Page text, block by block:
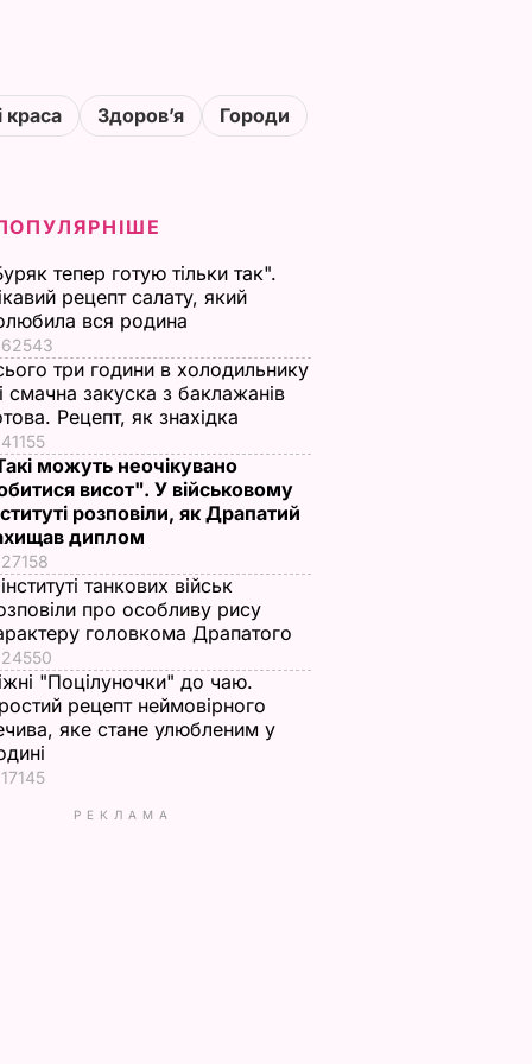
краса Здоровʼя Городи
тепер готую тільки так".
рецепт салату, який
вся родина
62543
три години в холодильнику
смачна закуска з баклажанів
Рецепт, як знахідка
41155
можуть неочікувано
висот". У військовому
розповіли, як Драпатий
диплом
27158
танкових військ
про особливу рису
головкома Драпатого
24550
"Поцілуночки" до чаю.
рецепт неймовірного
яке стане улюбленим у
17145
РЕКЛАМА